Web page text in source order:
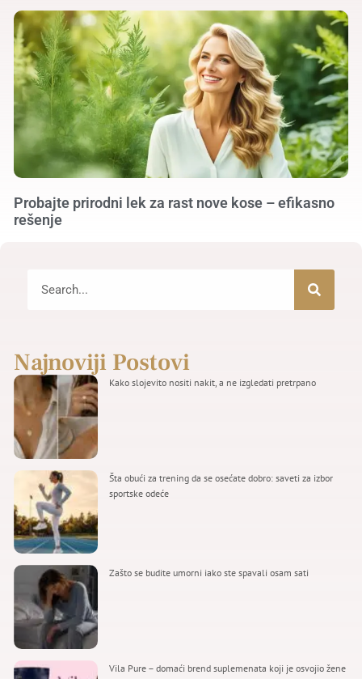
Probajte prirodni lek za rast nove kose – efikasno
rešenje
Najnoviji Postovi
Kako slojevito nositi nakit, a ne izgledati pretrpano
Šta obući za trening da se osećate dobro: saveti za izbor
sportske odeće
Zašto se budite umorni iako ste spavali osam sati
Vila Pure – domaći brend suplemenata koji je osvojio žene